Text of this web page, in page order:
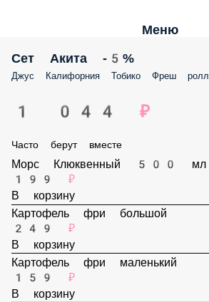
Меню
Сет Акита -5%
Джус Калифорния Тобико Фреш ролл
1 044 ₽
Часто берут вместе
Морс Клюквенный 500 мл
199 ₽
В корзину
Картофель фри большой
249 ₽
В корзину
Картофель фри маленький